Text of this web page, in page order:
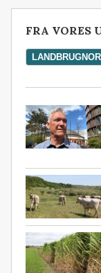
FRA VORES